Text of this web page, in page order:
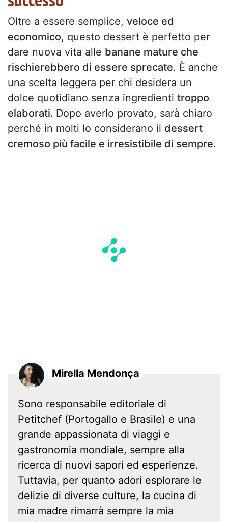
Oltre a essere semplice, veloce ed
economico, questo dessert è perfetto per
dare nuova vita alle banane mature che
rischierebbero di essere sprecate. È anche
una scelta leggera per chi desidera un
dolce quotidiano senza ingredienti troppo
elaborati. Dopo averlo provato, sarà chiaro
perché in molti lo considerano il dessert
cremoso più facile e irresistibile di sempre.
Mirella Mendonça
Sono responsabile editoriale di
Petitchef (Portogallo e Brasile) e una
grande appassionata di viaggi e
gastronomia mondiale, sempre alla
ricerca di nuovi sapori ed esperienze.
Tuttavia, per quanto adori esplorare le
delizie di diverse culture, la cucina di
mia madre rimarrà sempre la mia